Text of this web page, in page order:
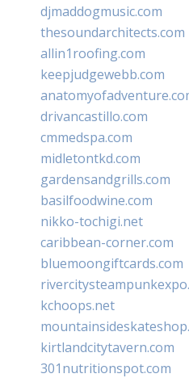
djmaddogmusic.com
thesoundarchitects.com
allin1roofing.com
keepjudgewebb.com
drivancastillo.com
cmmedspa.com
midletontkd.com
gardensandgrills.com
basilfoodwine.com
nikko-tochigi.net
caribbean-corner.com
bluemoongiftcards.com
kchoops.net
kirtlandcitytavern.com
301nutritionspot.com